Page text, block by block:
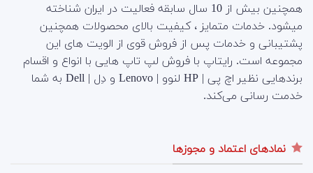
همچنین بیش از 10 سال سابقه فعالیت در ایران شناخته
میشود. خدمات متمایز ، کیفیت بالای محصولات همچنین
پشتیبانی و خدمات پس از فروش قوی از الویت های این
مجموعه است. رایتاپ با فروش لپ تاپ هایی با انواع و اقسام
برندهایی نظیر اچ پی | HP لنوو | Lenovo و دِل | Dell به شما
خدمت رسانی می‌کند.
نمادهای اعتماد و مجوزها